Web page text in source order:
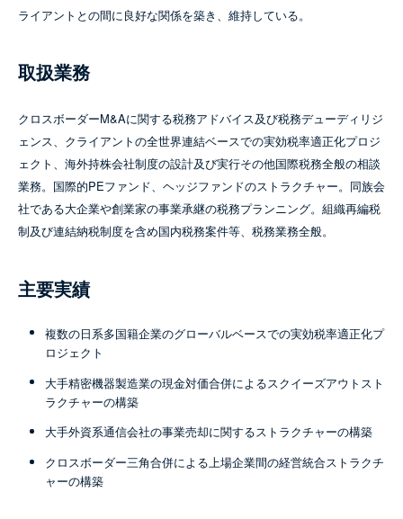
ライアントとの間に良好な関係を築き、維持している。
取扱業務
クロスボーダーM&Aに関する税務アドバイス及び税務デューディリジ
ェンス、クライアントの全世界連結ベースでの実効税率適正化プロジ
ェクト、海外持株会社制度の設計及び実行その他国際税務全般の相談
業務。国際的PEファンド、ヘッジファンドのストラクチャー。同族会
社である大企業や創業家の事業承継の税務プランニング。組織再編税
制及び連結納税制度を含め国内税務案件等、税務業務全般。
主要実績
複数の日系多国籍企業のグローバルベースでの実効税率適正化プ
ロジェクト
大手精密機器製造業の現金対価合併によるスクイーズアウトスト
ラクチャーの構築
大手外資系通信会社の事業売却に関するストラクチャーの構築
クロスボーダー三角合併による上場企業間の経営統合ストラクチ
ャーの構築